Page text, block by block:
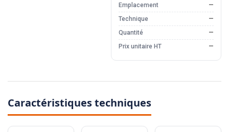
Emplacement
—
Technique
—
Quantité
—
Prix unitaire HT
—
Caractéristiques techniques